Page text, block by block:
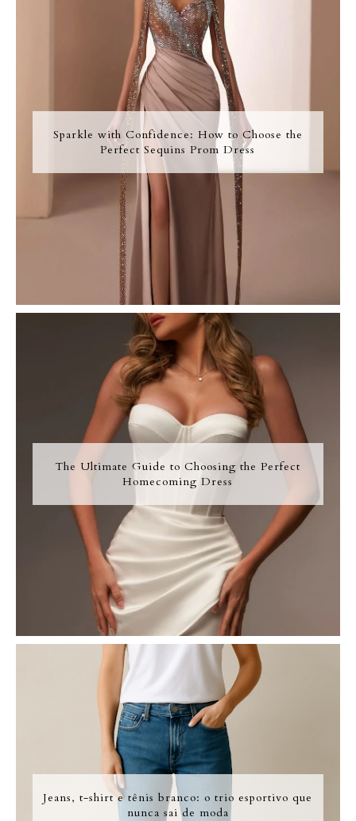
Sparkle with Confidence: How to Choose the
Perfect Sequins Prom Dress
The Ultimate Guide to Choosing the Perfect
Homecoming Dress
Jeans, t-shirt e tênis branco: o trio esportivo que
nunca sai de moda